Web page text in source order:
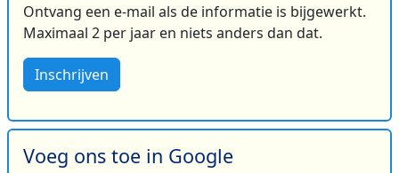
Ontvang een e-mail als de informatie is bijgewerkt.
Maximaal 2 per jaar en niets anders dan dat.
Inschrijven
Voeg ons toe in Google